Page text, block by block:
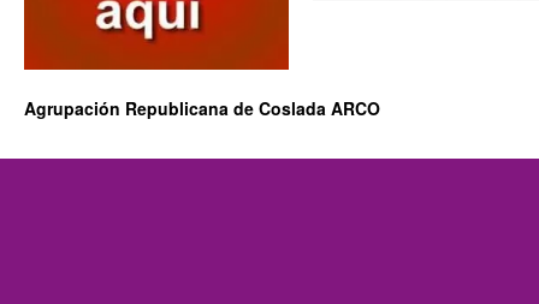
Agrupación Republicana de Coslada ARCO